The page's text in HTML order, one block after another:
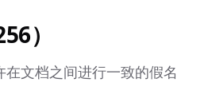
）
文档之间进行一致的假名